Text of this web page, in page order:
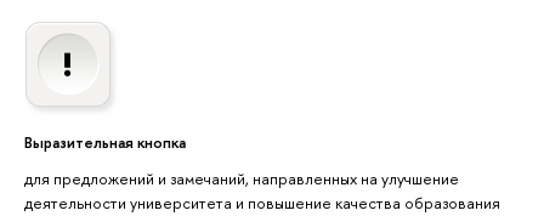
Выразительная кнопка
для предложений и замечаний, направленных на улучшение
деятельности университета и повышение качества образования